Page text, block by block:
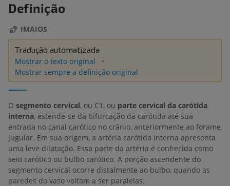
Definição
IMAIOS
Tradução automatizada
Mostrar o texto original
Mostrar sempre a definição original
O segmento cervical, ou C1, ou parte cervical da carótida
interna, estende-se da bifurcação da carótida até sua
entrada no canal carótico no crânio, anteriormente ao forame
jugular. Em sua origem, a artéria carótida interna apresenta
uma leve dilatação. Essa parte da artéria é conhecida como
seio carótico ou bulbo carótico. A porção ascendente do
segmento cervical ocorre distalmente ao bulbo, quando as
paredes do vaso voltam a ser paralelas.